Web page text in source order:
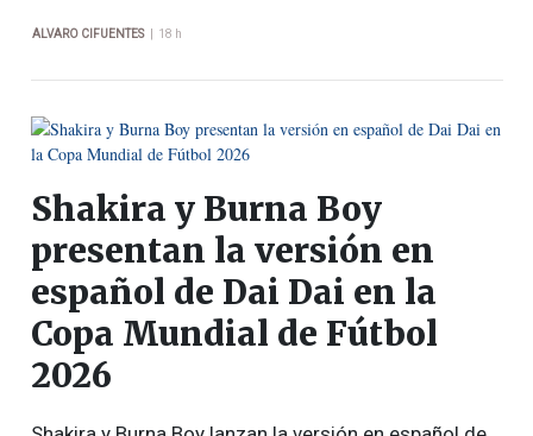
ALVARO CIFUENTES | 18 h
Shakira y Burna Boy
presentan la versión en
español de Dai Dai en la
Copa Mundial de Fútbol
2026